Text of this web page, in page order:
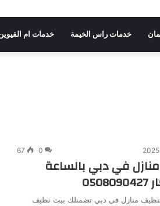
خدمات راس الخيمة خدمات ام
0
67
في دبي بالساعة
منازل في دبي تضمنلك بيت نظيف